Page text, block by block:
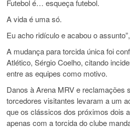
Futebol é… esqueça futebol.
A vida é uma só.
Eu acho ridículo e acabou o
A mudança para torcida única foi
Atlético, Sérgio Coelho, citando
entre as equipes como motivo.
Danos à Arena MRV e reclamações
torcedores visitantes levaram a um
que os clássicos dos próximos dois
apenas com a torcida do clube